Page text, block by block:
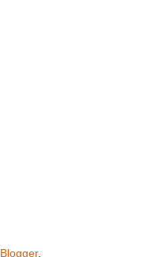
Blogger.